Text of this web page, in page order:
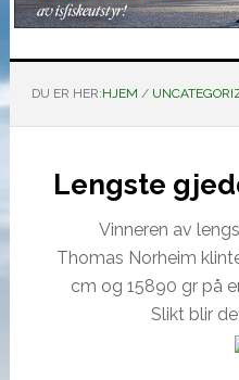
DU ER HER:HJEM /
Lengste
Vinneren av
Thomas Norheim
cm og 15890 gr på
Slikt blir